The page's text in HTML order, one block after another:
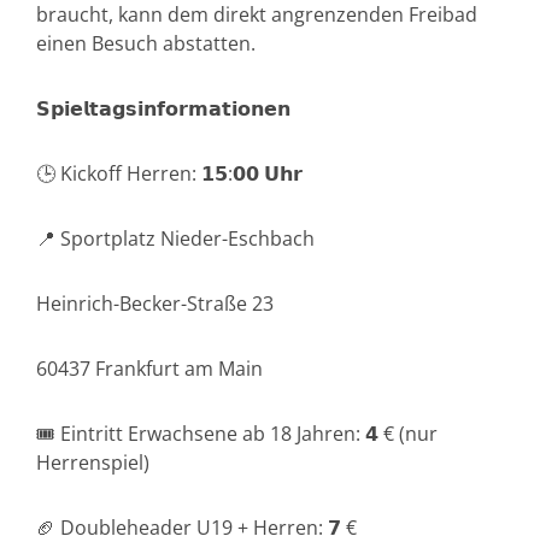
braucht, kann dem direkt angrenzenden Freibad
einen Besuch abstatten.
𝗦𝗽𝗶𝗲𝗹𝘁𝗮𝗴𝘀𝗶𝗻𝗳𝗼𝗿𝗺𝗮𝘁𝗶𝗼𝗻𝗲𝗻
🕒 Kickoff Herren: 𝟭𝟱:𝟬𝟬 𝗨𝗵𝗿
📍 Sportplatz Nieder-Eschbach
Heinrich-Becker-Straße 23
60437 Frankfurt am Main
🎟️ Eintritt Erwachsene ab 18 Jahren: 𝟰 € (nur
Herrenspiel)
🏈 Doubleheader U19 + Herren: 𝟳 €